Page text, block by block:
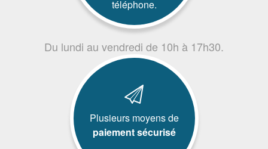
téléphone.
Du lundi au vendredi de 10h à 17h30.
Plusieurs moyens de
paiement sécurisé